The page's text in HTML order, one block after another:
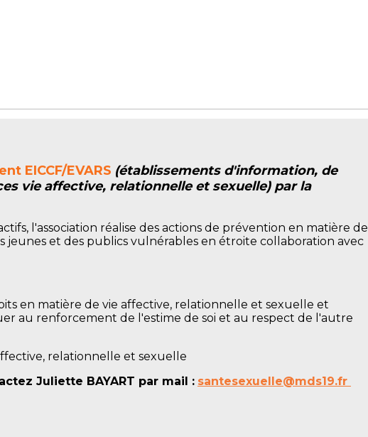
EICCF/EVARS (établissements d'information, de
vie affective, relationnelle et sexuelle) par la
l'association réalise des actions de prévention en matière de
et des publics vulnérables en étroite collaboration avec
en matière de vie affective, relationnelle et sexuelle et
au renforcement de l'estime de soi et au respect de l'autre
relationnelle et sexuelle
Juliette BAYART par mail : santesexuelle@mds19.fr